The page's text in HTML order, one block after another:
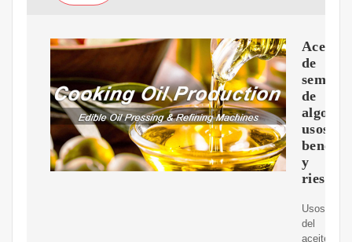
Aceite
de
semilla
de
usos,
y
riesgos
Usos
del
aceite